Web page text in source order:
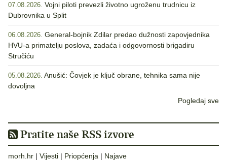
07.08.2026. Vojni piloti prevezli životno ugroženu trudnicu iz
Dubrovnika u Split
06.08.2026. General-bojnik Zdilar predao dužnosti zapovjednika
HVU-a primatelju poslova, zadaća i odgovornosti brigadiru
Stručiću
05.08.2026. Anušić: Čovjek je ključ obrane, tehnika sama nije
dovoljna
Pogledaj sve
Pratite naše RSS izvore
morh.hr | Vijesti | Priopćenja | Najave